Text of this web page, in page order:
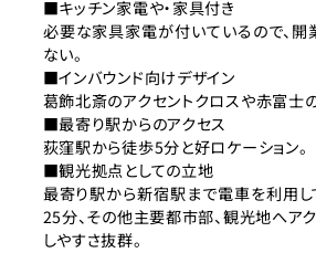
現状
■キッチン家電や・家具付き
必要な家具家電が付いているので、
ない。
■インバウンド向けデザイン
葛飾北斎のアクセントクロスや赤富士
■最寄り駅からのアクセス
荻窪駅から徒歩5分と好ロケーション。
■観光拠点としての立地
最寄り駅から新宿駅まで電車を利用
25分、その他主要都市部、観光地へア
しやすさ抜群。